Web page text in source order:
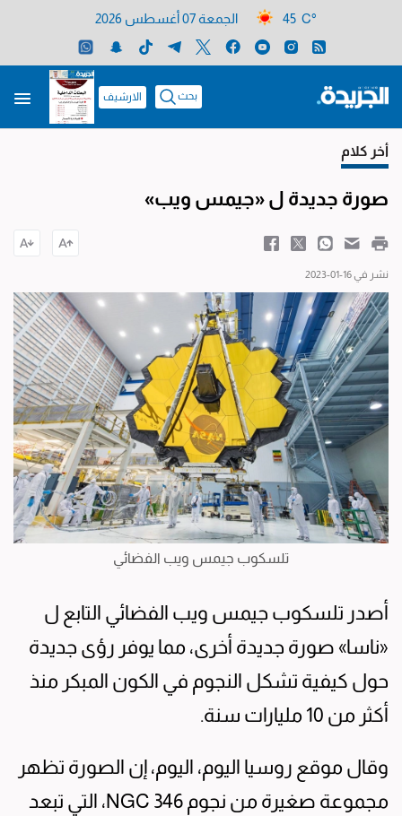
45 C° الجمعة 07 أغسطس 2026
بحث الارشيف
أخر كلام
صورة جديدة ل «جيمس ويب»
نشر في 16-01-2023
تلسكوب جيمس ويب الفضائي
أصدر تلسكوب جيمس ويب الفضائي التابع ل
«ناسا» صورة جديدة أخرى، مما يوفر رؤى جديدة
حول كيفية تشكل النجوم في الكون المبكر منذ
أكثر من 10 مليارات سنة.
وقال موقع روسيا اليوم، اليوم، إن الصورة تظهر
مجموعة صغيرة من نجوم NGC 346، التي تبعد